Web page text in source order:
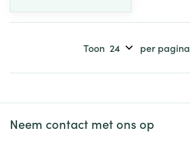
Toon per pagina
Neem contact met ons op